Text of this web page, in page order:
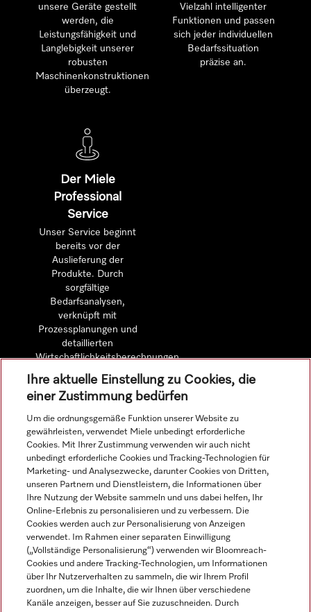
unsere Geräte gestellt
werden, die
Leistungsfähigkeit und
Langlebigkeit unserer
robusten
Maschinenkonstruktionen
überzeugt.
Vielzahl intelligenter
Funktionen und passen
sich jeder individuellen
Bedarfssituation
präzise an.
Der Miele
Professional
Service
Unser Service beginnt
bereits vor der
Auslieferung der
Produkte. Durch
sorgfältige
Bedarfsanalysen,
verknüpft mit
Prozessplanungen und
detaillierten
Wirtschaftlichkeitsberechnungen.
Navigation
Service
Ihre aktuelle Einstellung zu Cookies, die
einer Zustimmung bedürfen
Um die ordnungsgemäße Funktion unserer Website zu
gewährleisten, verwendet Miele unbedingt erforderliche
Cookies. Mit Ihrer Zustimmung verwenden wir auch nicht
unbedingt erforderliche Cookies und Tracking-Technologien für
Marketing- und Analysezwecke, darunter Cookies von Dritten,
unseren Partnern und Dienstleistern, die Informationen über
Ihre Nutzung der Website sammeln und uns dabei helfen, Ihr
Online-Erlebnis zu personalisieren und zu verbessern. Die
Cookies werden auch zur Personalisierung von Anzeigen
verwendet. Im Rahmen einer separaten Einwilligung
(„Vollständige Personalisierung“) verwenden wir Bloomreach-
Cookies und andere Tracking-Technologien, um Informationen
über Ihr Nutzerverhalten zu sammeln, die wir Ihrem Profil
zuordnen, um die Inhalte, die wir Ihnen über verschiedene
Kanäle anzeigen, besser auf Sie zuzuschneiden. Durch